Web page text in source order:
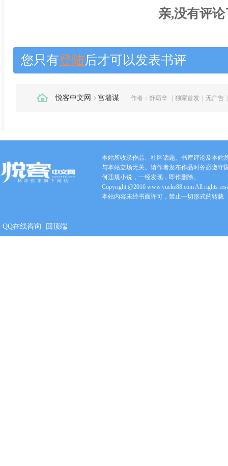
亲,没有评论
您只有登陆后才可以发表书评
悦客中文网 宫墙谋 作者： 舒窈辛 | 独家首发 | 无广告 |
本站所收录作品、社区话题、书库评论及本站
与本站立场无关。请作者发布作品时务必遵守
何违规小说，一经发现，即作删除。
Copyright @2016 www.yueke88.com All rights
本站内容未经书面许可，禁止一切形式的转载
QQ在线咨询 回顶端